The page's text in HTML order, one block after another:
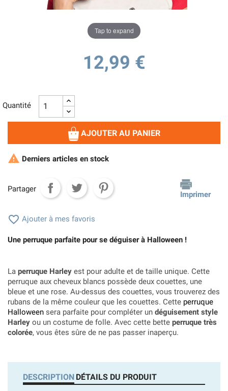
Tap to expand
12,99 €
Quantité
AJOUTER AU PANIER
 Derniers articles en stock
Partager
Imprimer
 Ajouter à mes favoris
Une perruque parfaite pour se déguiser à Halloween !
La perruque Harley est pour adulte et de taille unique. Cette
perruque aux cheveux blancs possède deux couettes, une
bleue et une rose. Au-dessus des couettes, vous trouverez des
rubans de la même couleur que les couettes. Cette perruque
Halloween sera parfaite pour compléter un déguisement style
Harley ou un costume de folle. Avec cette bette perruque très
colorée, vous êtes sûre de ne pas passer inaperçu.
DESCRIPTION DÉTAILS DU PRODUIT